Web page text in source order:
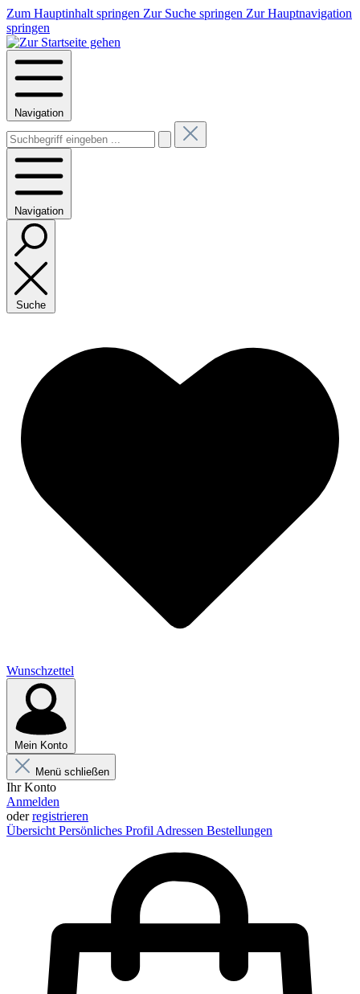
Zum Hauptinhalt springen Zur Suche springen Zur Hauptnavigation
springen
Navigation
Navigation
Suche
Wunschzettel
Mein Konto
Menü schließen
Ihr Konto
Anmelden
oderregistrieren
Übersicht Persönliches Profil Adressen Bestellungen